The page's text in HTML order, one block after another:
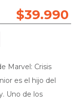
$39.990
Marvel: Crisis
es el hijo del
Uno de los